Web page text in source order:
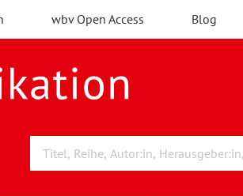
wbv Open Access Blog